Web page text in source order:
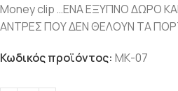
Money clip …ΕΝΑ ΕΞΥΠΝΟ ΔΩΡΟ
ΑΝΤΡΕΣ ΠΟΥ ΔΕΝ ΘΕΛΟΥΝ ΤΑ
Κωδικός προϊόντος: ΜΚ-07